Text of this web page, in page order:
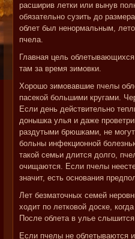
расширив летки или вынув
обязательно сузить до
облет был ненормальным,
пчела.
Главная цель
там за время зимовки.
Хорошо зимовавшие пчелы
пасекой большими кругами.
Если день действительно
донышка улья и даже
раздутыми брюшками, не
больны инфекционной
такой семьи длится долго,
очищаются. Если пчелы
значит, есть основания
Лет безматочных семей
ходит по летковой доске,
После облета в улье
Если пчелы не облетываются